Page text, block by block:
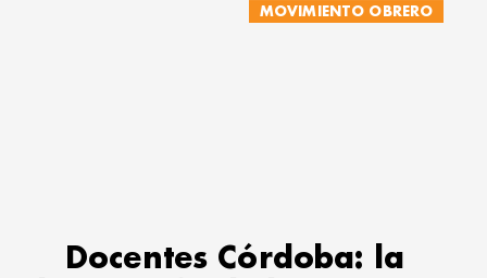
MOVIMIENTO OBRERO
Docentes Córdoba: la